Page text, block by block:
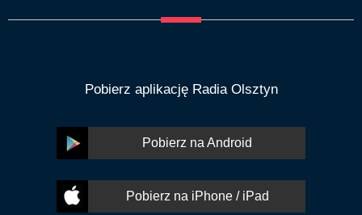
Pobierz aplikację Radia Olsztyn
Pobierz na Android
Pobierz na iPhone / iPad